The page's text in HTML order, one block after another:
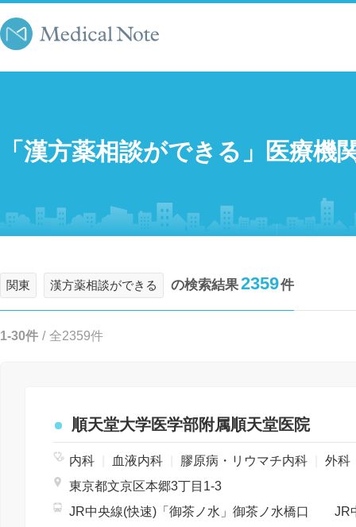
「漢方薬相談ができる」医療機
関東 漢方薬相談ができる の検索結果2359件
1-30件 / 全2359件
順天堂大学医学部附属順天堂医院
内科 血液内科 膠原病・リウマチ内科
外科
東京都文京区本郷3丁目1-3